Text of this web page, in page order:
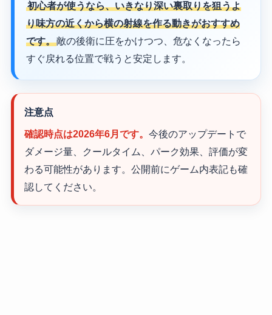
初心者が使うなら、いきなり深い裏取りを狙うよ
り味方の近くから横の射線を作る動きがおすすめ
です。敵の後衛に圧をかけつつ、危なくなったら
すぐ戻れる位置で戦うと安定します。
注意点
確認時点は2026年6月です。 今後のアップデートで
ダメージ量、クールタイム、パーク効果、評価が変
わる可能性があります。公開前にゲーム内表記も確
認してください。